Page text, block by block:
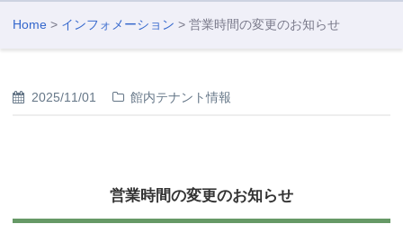
Home > インフォメーション > 営業時間の変更のお知らせ
2025/11/01 館内テナント情報
営業時間の変更のお知らせ